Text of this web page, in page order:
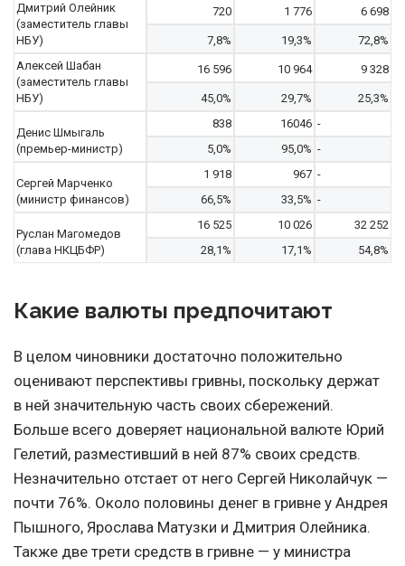
Дмитрий Олейник
(заместитель главы
НБУ)
720 1 776 6 698
7,8% 19,3%
72,8%
Алексей Шабан
(заместитель главы
НБУ)
16 596 10 964 9 328
45,0% 29,7% 25,3%
Денис Шмыгаль
(премьер-министр)
838 16046 -
5,0%
95,0% -
Сергей Марченко
(министр финансов)
1 918 967 -
66,5%
33,5% -
Руслан Магомедов
(глава НКЦБФР)
16 525 10 026
32 252
28,1%
17,1% 54,8%
Какие валюты предпочитают
В целом чиновники достаточно положительно
оценивают перспективы гривны, поскольку держат
в ней значительную часть своих сбережений.
Больше всего доверяет национальной валюте Юрий
Гелетий, разместивший в ней 87% своих средств.
Незначительно отстает от него Сергей Николайчук —
почти 76%. Около половины денег в гривне у Андрея
Пышного, Ярослава Матузки и Дмитрия Олейника.
Также две трети средств в гривне — у министра